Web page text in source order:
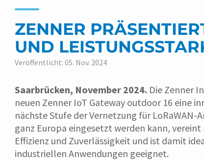
ZENNER
UND
Veröffentlicht: 05. Nov. 2024
Saarbrücken, November 2024. Die Zenner
neuen Zenner IoT Gateway outdoor 16 eine
nächste Stufe der Vernetzung für LoRaWAN-
ganz Europa eingesetzt werden kann,
Effizienz und Zuverlässigkeit und ist damit
industriellen Anwendungen geeignet.